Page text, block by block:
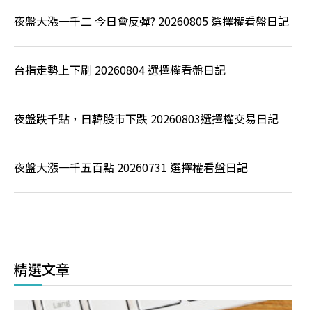
夜盤大漲一千二 今日會反彈? 20260805 選擇權看盤日記
台指走勢上下刷 20260804 選擇權看盤日記
夜盤跌千點，日韓股市下跌 20260803選擇權交易日記
夜盤大漲一千五百點 20260731 選擇權看盤日記
精選文章